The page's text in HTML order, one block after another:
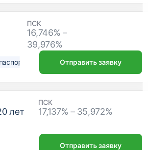
ПСК
16,746% –
39,976%
Отправить заявку
лет
ПСК
17,137% – 35,972%
Отправить заявку